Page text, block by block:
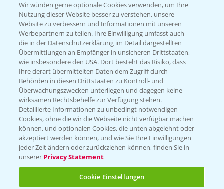
4:29
Körnermais früh - mittelfrüh erste
Ergebnisse 2024
20.11.2024
Wir würden gerne optionale Cookies verwenden, um Ihre
Nutzung dieser Website besser zu verstehen, unsere
Website zu verbessern und Informationen mit unseren
Werbepartnern zu teilen. Ihre Einwilligung umfasst auch
die in der Datenschutzerklärung im Detail dargestellten
Übermittlungen an Empfänger in unsicheren Drittstaaten,
wie insbesondere den USA. Dort besteht das Risiko, dass
Ihre derart übermittelten Daten dem Zugriff durch
Behörden in diesen Drittstaaten zu Kontroll- und
Überwachungszwecken unterliegen und dagegen keine
wirksamen Rechtsbehelfe zur Verfügung stehen.
Detaillierte Informationen zu unbedingt notwendigen
Cookies, ohne die wir die Webseite nicht verfügbar machen
können, und optionalen Cookies, die unten abgelehnt oder
akzeptiert werden können, und wie Sie Ihre Einwilligungen
jeder Zeit ändern oder zurückziehen können, finden Sie in
unserer Privacy Statement
Cookie Einstellungen